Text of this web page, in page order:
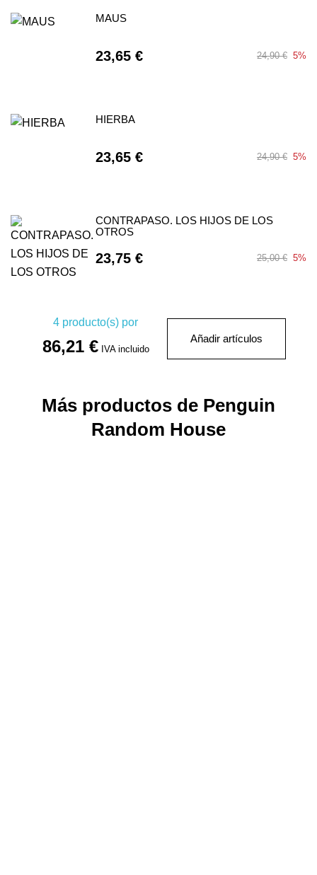
MAUS
23,65 € 24,90 € 5%
HIERBA
23,65 € 24,90 € 5%
CONTRAPASO. LOS HIJOS DE LOS
OTROS
23,75 € 25,00 € 5%
4 producto(s) por
86,21 € IVA incluido
Añadir artículos
Más productos de Penguin
Random House